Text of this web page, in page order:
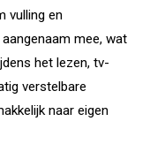
vulling en
mee, wat
het lezen, tv-
verstelbare
naar eigen